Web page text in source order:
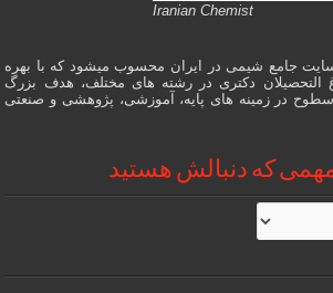
Iranian Chemist
جامع شیمی در ایران محسوب میشود که با بهره
التحصیلان دکتری در رشته های مختلف، هدف بزرگ
در زمینه های پایه، آموزشی، پژوهشی و صنعتی
که دنبالش هستید